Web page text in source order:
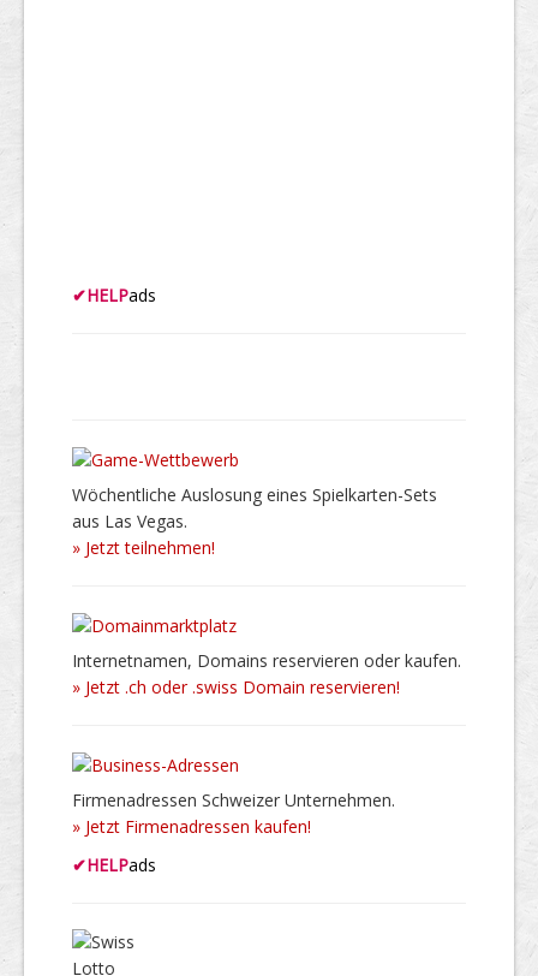
✔HELPads
Wöchentliche Auslosung eines Spielkarten-Sets
aus Las Vegas.
» Jetzt teilnehmen!
Internetnamen, Domains reservieren oder kaufen.
» Jetzt .ch oder .swiss Domain reservieren!
Firmenadressen Schweizer Unternehmen.
» Jetzt Firmenadressen kaufen!
✔HELPads